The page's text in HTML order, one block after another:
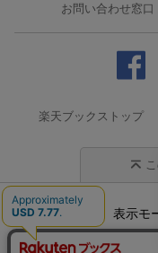
お問い合わせ窓口
楽天ブックストップ
表示モ
企業情報 個人情報